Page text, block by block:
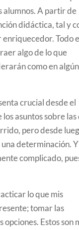
alumnos. A partir de
didáctica, tal y
enriquecedor. Todo
algo de lo que
como en algún
crucial desde el
asuntos sobre las
pero desde
determinación. Y
complicado,
lo que mis
tomar las
Estos son